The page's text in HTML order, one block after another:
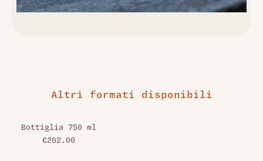
Altri formati disponibili
Bottiglia 750 ml
€262.00